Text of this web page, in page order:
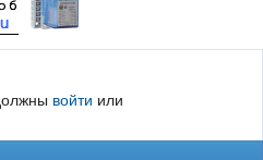
войти или